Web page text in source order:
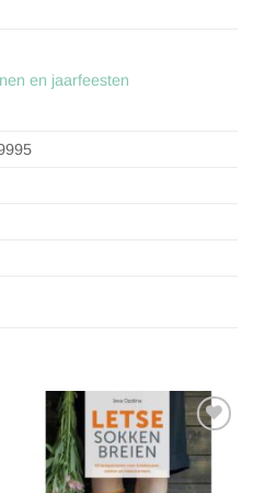
en jaarfeesten
Toevoegen
aan
verlanglijst